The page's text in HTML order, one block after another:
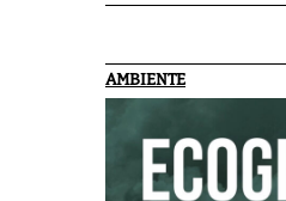
AMBIENTE